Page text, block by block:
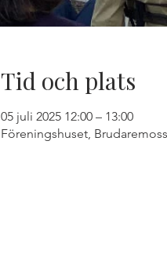
Tid och plats
05 juli 2025 12:00 – 13:00
Föreningshuset,